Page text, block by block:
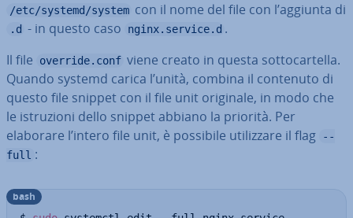
/etc/systemd/system con il nome del file con l’aggiunta di
.d - in questo caso nginx.service.d .
Il file
override.conf viene creato in questa sot­to­car­tel­la.
Quando systemd carica l’unità, combina il contenuto di
questo file snippet con il file unit originale, in modo che
le istru­zio­ni dello snippet abbiano la priorità. Per
elaborare l’intero file unit, è possibile uti­liz­za­re il flag
--
full :
bash